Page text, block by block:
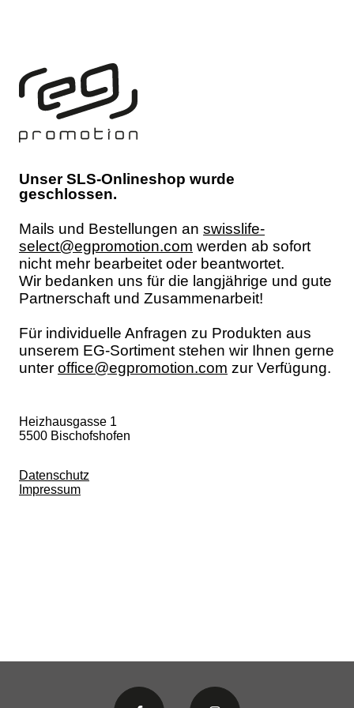
Unser SLS-Onlineshop wurde
geschlossen.
Mails und Bestellungen an swisslife-
select@egpromotion.com werden ab sofort
nicht mehr bearbeitet oder beantwortet.
Wir bedanken uns für die langjährige und gute
Partnerschaft und Zusammenarbeit!
Für individuelle Anfragen zu Produkten aus
unserem EG-Sortiment stehen wir Ihnen gerne
unter office@egpromotion.com zur Verfügung.
Heizhausgasse 1
5500 Bischofshofen
Datenschutz
Impressum